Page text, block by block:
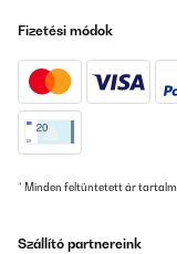
Fizetési módok
* Minden feltüntetett ár
Szállító partnereink